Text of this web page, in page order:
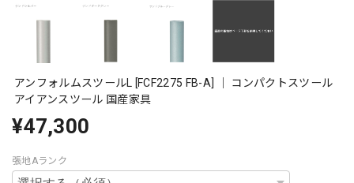
アンフォルムスツールL [FCF2275 FB-A] ｜ コンパクトスツール
アイアンスツール 国産家具
¥47,300
張地Aランク